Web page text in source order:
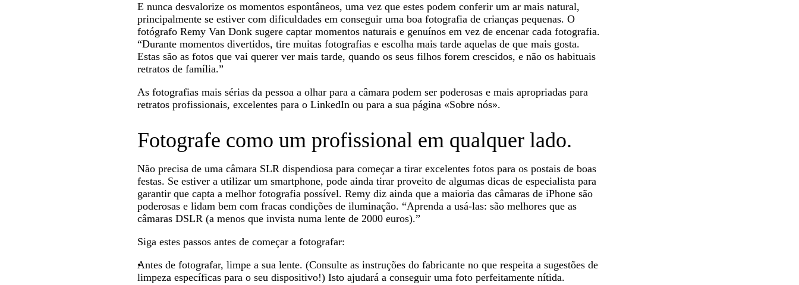
E nunca desvalorize os momentos espontâneos, uma vez que estes podem conferir um ar mais natural,
principalmente se estiver com dificuldades em conseguir uma boa fotografia de crianças pequenas. O
fotógrafo Remy Van Donk sugere captar momentos naturais e genuínos em vez de encenar cada fotografia.
“Durante momentos divertidos, tire muitas fotografias e escolha mais tarde aquelas de que mais gosta.
Estas são as fotos que vai querer ver mais tarde, quando os seus filhos forem crescidos, e não os habituais
retratos de família.”
As fotografias mais sérias da pessoa a olhar para a câmara podem ser poderosas e mais apropriadas para
retratos profissionais, excelentes para o LinkedIn ou para a sua página «Sobre nós».
Fotografe como um profissional em qualquer lado.
Não precisa de uma câmara SLR dispendiosa para começar a tirar excelentes fotos para os postais de boas
festas. Se estiver a utilizar um smartphone, pode ainda tirar proveito de algumas dicas de especialista para
garantir que capta a melhor fotografia possível. Remy diz ainda que a maioria das câmaras de iPhone são
poderosas e lidam bem com fracas condições de iluminação. “Aprenda a usá-las: são melhores que as
câmaras DSLR (a menos que invista numa lente de 2000 euros).”
Siga estes passos antes de começar a fotografar:
Antes de fotografar, limpe a sua lente. (Consulte as instruções do fabricante no que respeita a sugestões de
limpeza específicas para o seu dispositivo!) Isto ajudará a conseguir uma foto perfeitamente nítida.